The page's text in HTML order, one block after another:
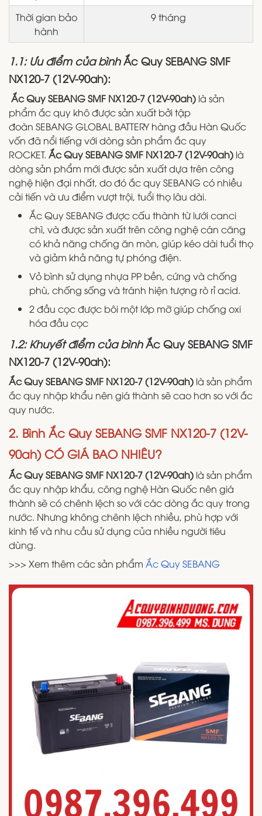
Thời gian bảo
hành
9 tháng
1.1: Ưu điểm của bình Ắc Quy SEBANG SMF
NX120-7 (12V-90ah):
Ắc Quy SEBANG SMF NX120-7 (12V-90ah) là sản
phẩm ắc quy khô được sản xuất bởi tập
đoàn SEBANG GLOBAL BATTERY hàng đầu Hàn Quốc
vốn đã nổi tiếng với dòng sản phẩm ắc quy
ROCKET. Ắc Quy SEBANG SMF NX120-7 (12V-90ah) là
dòng sản phẩm mới được sản xuất dựa trên công
nghệ hiện đại nhất, do đó ắc quy SEBANG có nhiều
cải tiến và ưu điểm vượt trội, tuổi thọ lâu dài.
Ắc Quy SEBANG được cấu thành từ lưới canci
chì, và được sản xuất trên công nghệ cán căng
có khả năng chống ăn mòn, giúp kéo dài tuổi thọ
và giảm khả năng tự phóng điện.
Vỏ bình sử dụng nhựa PP bền, cứng và chống
phù, chống sống và tránh hiện tượng rò rỉ acid.
2 đầu cọc được bôi một lớp mỡ giúp chống oxi
hóa đầu cọc
1.2: Khuyết điểm của bình Ắc Quy SEBANG SMF
NX120-7 (12V-90ah):
Ắc Quy SEBANG SMF NX120-7 (12V-90ah) là sản phẩm
ắc quy nhập khẩu nên giá thành sẽ cao hơn so với ắc
quy nước.
2. Bình Ắc Quy SEBANG SMF NX120-7 (12V-
90ah) CÓ GIÁ BAO NHIÊU?
Ắc Quy SEBANG SMF NX120-7 (12V-90ah) là sản phẩm
ắc quy nhập khẩu, công nghệ Hàn Quốc nên giá
thành sẽ có chênh lệch so với các dòng ắc quy trong
nước. Nhưng không chênh lệch nhiều, phù hợp với
kinh tế và nhu cầu sử dụng của nhiều người tiêu
dùng.
>>> Xem thêm các sản phẩm Ắc Quy SEBANG